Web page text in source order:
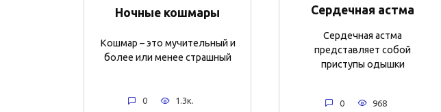
Ночные кошмары
Кошмар – это мучительный и
более или менее страшный
0 1.3к.
Сердечная астма
Сердечная астма
представляет собой
приступы одышки
0 968